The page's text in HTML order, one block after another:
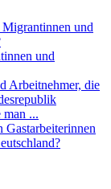
und
und
Arbeitnehmer, die
man ...
Gastarbeiterinnen